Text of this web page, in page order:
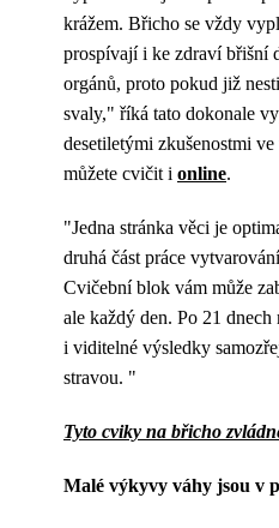
krážem. Břicho se vždy
prospívají i ke zdraví břišní
orgánů, proto pokud již
svaly," říká tato dokonale
desetiletými zkušenostmi
můžete cvičit i online.
"Jedna stránka věci je
druhá část práce
Cvičební blok vám může
ale každý den. Po 21 dnech
i viditelné výsledky
stravou. "
Tyto cviky na břicho
Malé výkyvy váhy jsou v